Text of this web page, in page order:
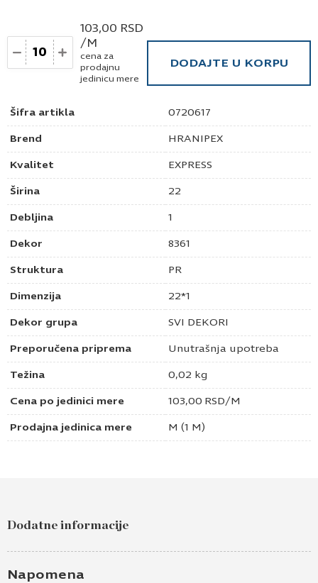
Šifra artikla 0720617
Brend HRANIPEX
Kvalitet EXPRESS
Širina 22
Debljina 1
Dekor 8361
Struktura PR
Dimenzija 22*1
Dekor grupa SVI DEKORI
Preporučena priprema Unutrašnja upotreba
Težina 0,02 kg
Cena po jedinici mere 103,00 RSD/M
Prodajna jedinica mere M (1 M)
Količina
103,00 RSD
/M
cena za
prodajnu
jedinicu mere
DODAJTE U KORPU
Dodatne informacije
Napomena